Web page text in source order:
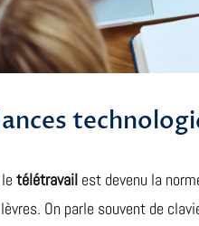
letélétravail est devenu la
On parle souvent de